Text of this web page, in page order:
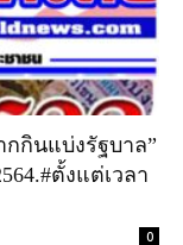
กินแบ่งรัฐบาล”
ตั้งแต่เวลา
0